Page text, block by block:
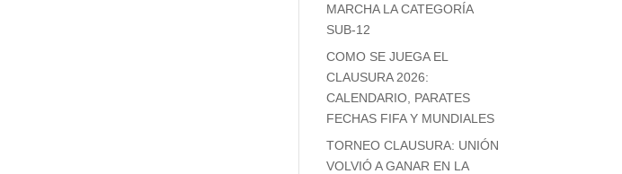
MARCHA LA CATEGORÍA
SUB-12
COMO SE JUEGA EL
CLAUSURA 2026:
CALENDARIO, PARATES
FECHAS FIFA Y MUNDIALES
TORNEO CLAUSURA: UNIÓN
VOLVIÓ A GANAR EN LA